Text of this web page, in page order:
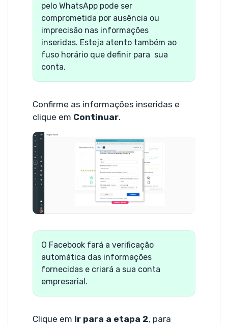
pelo WhatsApp pode ser
comprometida por ausência ou
imprecisão nas informações
inseridas. Esteja atento também ao
fuso horário que definir para sua
conta.
Confirme as informações inseridas e
clique em Continuar.
O Facebook fará a verificação
automática das informações
fornecidas e criará a sua conta
empresarial.
Clique em Ir para a etapa 2, para